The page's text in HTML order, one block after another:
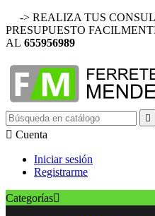
-> REALIZA TUS
PRESUPUESTO
AL 655956989

 Cuenta
Iniciar sesión
Registrarme
Categorías